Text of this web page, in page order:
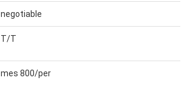
negotiable
T/T
mes 800/per